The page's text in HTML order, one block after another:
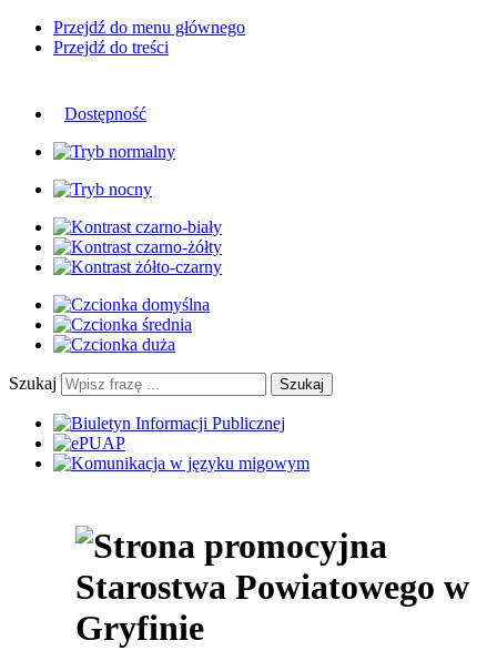
Przejdź do menu głównego
Przejdź do treści
Dostępność
Szukaj Szukaj